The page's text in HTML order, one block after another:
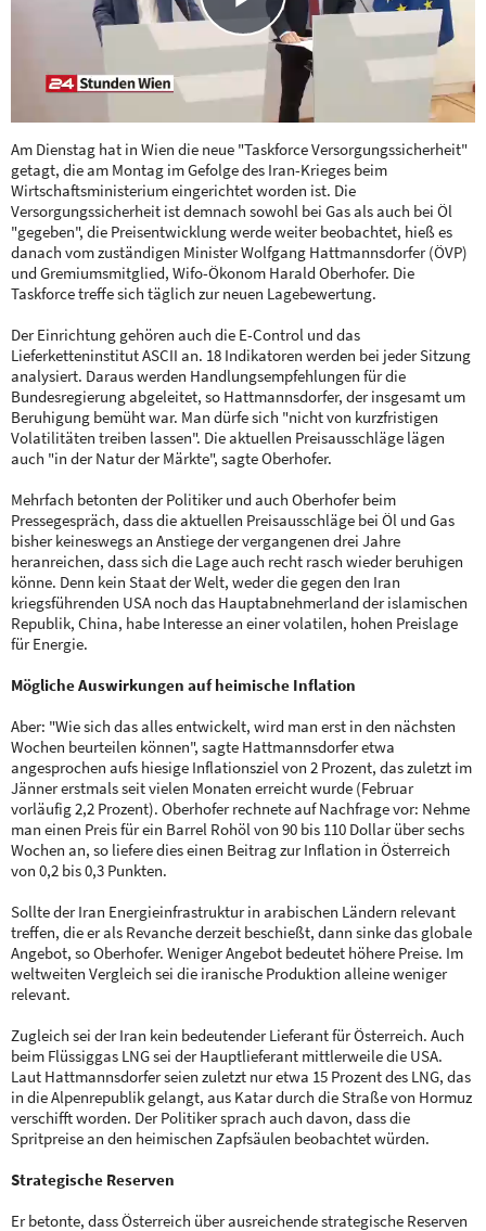
Play
Video
Am Dienstag hat in Wien die neue "Taskforce Versorgungssicherheit"
getagt, die am Montag im Gefolge des Iran-Krieges beim
Wirtschaftsministerium eingerichtet worden ist. Die
Versorgungssicherheit ist demnach sowohl bei Gas als auch bei Öl
"gegeben", die Preisentwicklung werde weiter beobachtet, hieß es
danach vom zuständigen Minister Wolfgang Hattmannsdorfer (ÖVP)
und Gremiumsmitglied, Wifo-Ökonom Harald Oberhofer. Die
Taskforce treffe sich täglich zur neuen Lagebewertung.
Der Einrichtung gehören auch die E-Control und das
Lieferketteninstitut ASCII an. 18 Indikatoren werden bei jeder Sitzung
analysiert. Daraus werden Handlungsempfehlungen für die
Bundesregierung abgeleitet, so Hattmannsdorfer, der insgesamt um
Beruhigung bemüht war. Man dürfe sich "nicht von kurzfristigen
Volatilitäten treiben lassen". Die aktuellen Preisausschläge lägen
auch "in der Natur der Märkte", sagte Oberhofer.
Mehrfach betonten der Politiker und auch Oberhofer beim
Pressegespräch, dass die aktuellen Preisausschläge bei Öl und Gas
bisher keineswegs an Anstiege der vergangenen drei Jahre
heranreichen, dass sich die Lage auch recht rasch wieder beruhigen
könne. Denn kein Staat der Welt, weder die gegen den Iran
kriegsführenden USA noch das Hauptabnehmerland der islamischen
Republik, China, habe Interesse an einer volatilen, hohen Preislage
für Energie.
Mögliche Auswirkungen auf heimische Inflation
Aber: "Wie sich das alles entwickelt, wird man erst in den nächsten
Wochen beurteilen können", sagte Hattmannsdorfer etwa
angesprochen aufs hiesige Inflationsziel von 2 Prozent, das zuletzt im
Jänner erstmals seit vielen Monaten erreicht wurde (Februar
vorläufig 2,2 Prozent). Oberhofer rechnete auf Nachfrage vor: Nehme
man einen Preis für ein Barrel Rohöl von 90 bis 110 Dollar über sechs
Wochen an, so liefere dies einen Beitrag zur Inflation in Österreich
von 0,2 bis 0,3 Punkten.
Sollte der Iran Energieinfrastruktur in arabischen Ländern relevant
treffen, die er als Revanche derzeit beschießt, dann sinke das globale
Angebot, so Oberhofer. Weniger Angebot bedeutet höhere Preise. Im
weltweiten Vergleich sei die iranische Produktion alleine weniger
relevant.
Zugleich sei der Iran kein bedeutender Lieferant für Österreich. Auch
beim Flüssiggas LNG sei der Hauptlieferant mittlerweile die USA.
Laut Hattmannsdorfer seien zuletzt nur etwa 15 Prozent des LNG, das
in die Alpenrepublik gelangt, aus Katar durch die Straße von Hormuz
verschifft worden. Der Politiker sprach auch davon, dass die
Spritpreise an den heimischen Zapfsäulen beobachtet würden.
Strategische Reserven
Er betonte, dass Österreich über ausreichende strategische Reserven